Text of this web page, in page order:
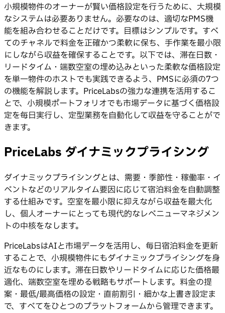
小規模物件のオーナーが賢い価格設定を行うために、大規模
なシステムは必要ありません。必要なのは、適切なPMS機
能を組み合わせることだけです。目標はシンプルです。すべ
てのチャネルで料金を正確かつ柔軟に保ち、手作業を最小限
にしながら収益を確保することです。以下では、滞在日数・
リードタイム・端数空室の埋め込みといった柔軟な価格設定
を単一物件のホストでも実践できるよう、PMSに必須の7つ
の機能を解説します。PriceLabsの強力な連携を活用するこ
とで、小規模ポートフォリオでも市場データに基づく価格設
定を毎日実行し、定型業務を自動化して収益を守ることがで
きます。
PriceLabs ダイナミックプライシング
ダイナミックプライシングとは、需要・季節性・稼働率・イ
ベントなどのリアルタイム要因に応じて宿泊料金を自動調整
する仕組みです。空室を最小限に抑えながら収益を最大化
し、個人オーナーにとっても現代的なレベニューマネジメン
トの中核をなします。
PriceLabsはAIと市場データを活用し、毎日宿泊料金を更新
することで、小規模物件にもダイナミックプライシングを身
近なものにします。滞在日数やリードタイムに応じた価格最
適化、端数空室を埋める戦略もサポートします。料金の提
案・最低/最高価格の設定・直前割引・細かな上書き設定ま
で、すべてをひとつのプラットフォームから管理できます。